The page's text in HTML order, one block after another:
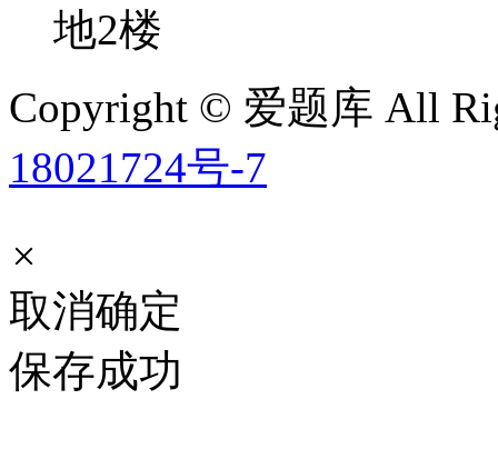
地2楼
Copyright © 爱题库 All
18021724号-7
×
取消确定
保存成功